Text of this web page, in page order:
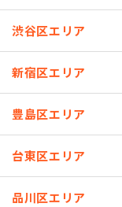
渋谷区エリア
新宿区エリア
豊島区エリア
台東区エリア
品川区エリア